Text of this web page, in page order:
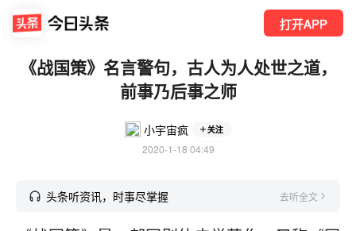
打开APP
《战国策》名言警句，古人为人处世之道，
前事乃后事之师
小宇宙疯 关注
2020-1-18 04:49
头条听资讯，时事尽掌握 去听全文